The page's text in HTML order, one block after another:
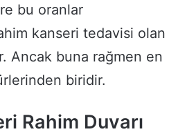
bu oranlar
kanseri tedavisi olan
Ancak buna rağmen en
biridir.
Rahim Duvarı